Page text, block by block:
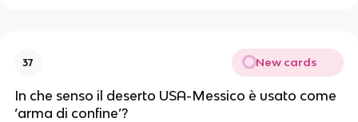
37 New cards
In che senso il deserto USA-Messico è usato come
‘arma di confine’?